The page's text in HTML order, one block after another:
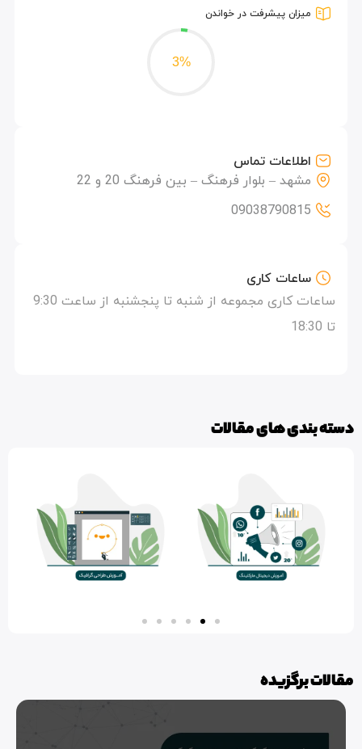
پیشرفت در خواندن
تماس
– بلوار فرهنگ – بین فرهنگ 20 و 22
کاری
ساعات کاری مجموعه از شنبه تا پنجشنبه از ساعت 9:30
های مقالات